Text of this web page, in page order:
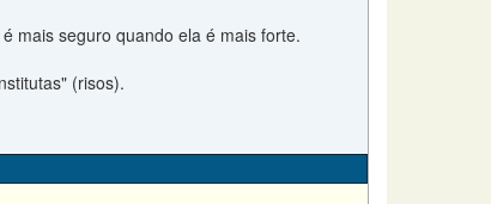
mais seguro quando ela é mais forte.
(risos).